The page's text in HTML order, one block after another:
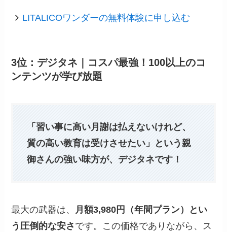
LITALICOワンダーの無料体験に申し込む
3位：デジタネ｜コスパ最強！100以上のコ
ンテンツが学び放題
「習い事に高い月謝は払えないけれど、
質の高い教育は受けさせたい」という親
御さんの強い味方が、デジタネです！
最大の武器は、 月額3,980円（年間プラン）とい
う圧倒的な安さ です。この価格でありながら、ス